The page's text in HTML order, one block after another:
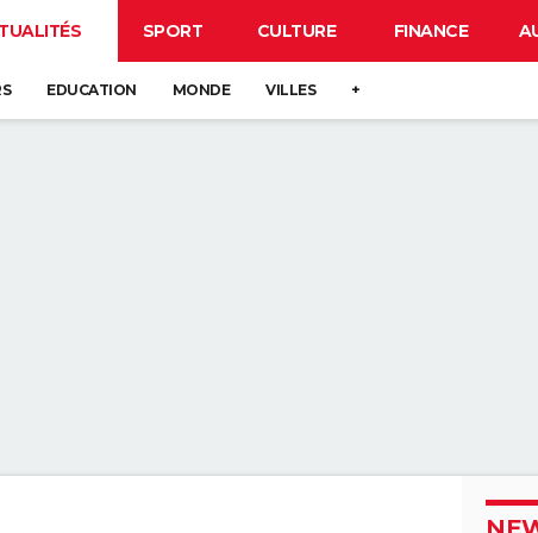
SPORT CULTURE FINANCE
EDUCATION MONDE VILLES +